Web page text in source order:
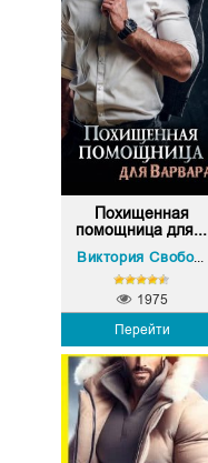
Похищенная
помощница для...
Виктория Свободина
Перейти
1975